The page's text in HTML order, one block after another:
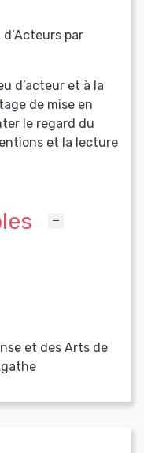
par
d’acteur et à la
de mise en
le regard du
et la lecture
et des Arts de